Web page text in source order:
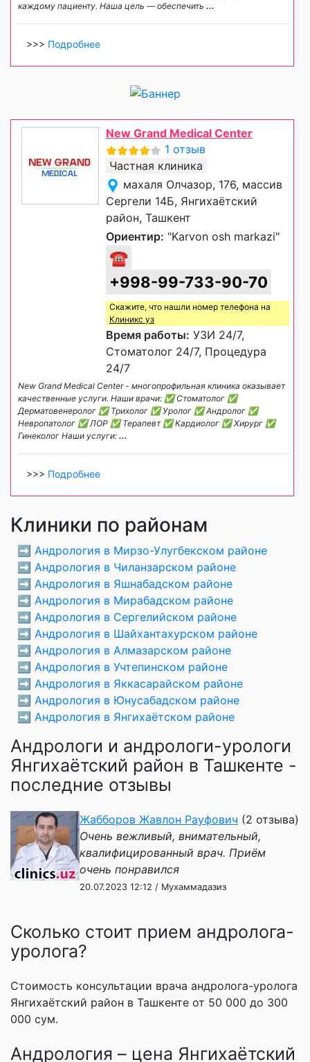
каждому пациенту. Наша цель — обеспечить ...
>>> Подробнее
New Grand Medical Center
1 отзыв
Частная клиника
махаля Олчазор, 176, массив
Сергели 14Б, Янгихаётский
район, Ташкент
Ориентир: "Karvon osh markazi"
☎
+998-99-733-90-70
Скажите, что нашли номер телефона на
Клиникс уз
Время работы: УЗИ 24/7,
Стоматолог 24/7, Процедура
24/7
New Grand Medical Center - многопрофильная клиника оказывает
качественные услуги. Наши врачи: ✅ Стоматолог ✅
Дерматовенеролог ✅ Трихолог ✅ Уролог ✅ Андролог ✅
Невропатолог ✅ ЛОР ✅ Терапевт ✅ Кардиолог ✅ Хирург ✅
Гинеколог Наши услуги: ...
>>> Подробнее
Клиники по районам
➡️ Андрология в Мирзо-Улугбекском районе
➡️ Андрология в Чиланзарском районе
➡️ Андрология в Яшнабадском районе
➡️ Андрология в Мирабадском районе
➡️ Андрология в Сергелийском районе
➡️ Андрология в Шайхантахурском районе
➡️ Андрология в Алмазарском районе
➡️ Андрология в Учтепинском районе
➡️ Андрология в Яккасарайском районе
➡️ Андрология в Юнусабадском районе
➡️ Андрология в Янгихаётском районе
Андрологи и андрологи-урологи
Янгихаётский район в Ташкенте -
последние отзывы
Жабборов Жавлон Рауфович (2 отзыва)
Очень вежливый, внимательный,
квалифицированный врач. Приём
очень понравился
20.07.2023 12:12 / Мухаммадазиз
Сколько стоит прием андролога-
уролога?
Стоимость консультации врача андролога-уролога
Янгихаётский район в Ташкенте от 50 000 до 300
000 сум.
Андрология – цена Янгихаётский